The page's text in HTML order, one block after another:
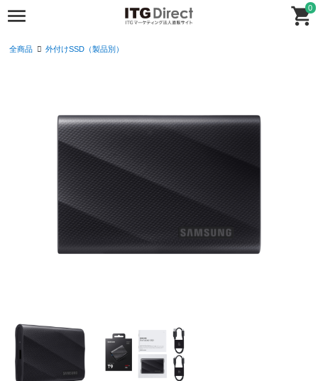
0
全商品 外付けSSD（製品別）